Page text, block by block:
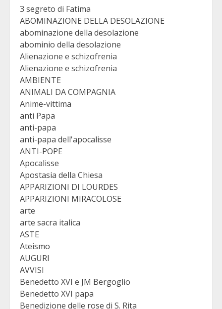
3 segreto di Fatima
ABOMINAZIONE DELLA DESOLAZIONE
abominazione della desolazione
abominio della desolazione
Alienazione e schizofrenia
Alienazione e schizofrenia
AMBIENTE
ANIMALI DA COMPAGNIA
Anime-vittima
anti Papa
anti-papa
anti-papa dell'apocalisse
ANTI-POPE
Apocalisse
Apostasia della Chiesa
APPARIZIONI DI LOURDES
APPARIZIONI MIRACOLOSE
arte
arte sacra italica
ASTE
Ateismo
AUGURI
AVVISI
Benedetto XVI e JM Bergoglio
Benedetto XVI papa
Benedizione delle rose di S. Rita